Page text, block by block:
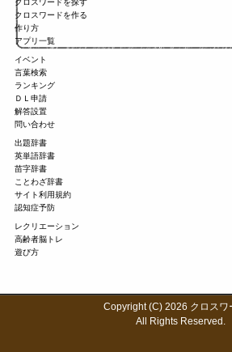
クロスワードを作る
作り方
アプリ一覧
イベント
言葉検索
ランキング
ＤＬ申請
解答設置
問い合わせ
出題辞書
英単語辞書
苗字辞書
ことわざ辞書
サイト利用規約
認知症予防
レクリエーション
高齢者脳トレ
遊び方
Copyright (C) 2026 クロスワ
All Rights Reserved.